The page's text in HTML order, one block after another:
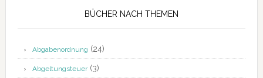
BÜCHER NACH THEMEN
Abgabenordnung (24)
Abgeltungsteuer(3)